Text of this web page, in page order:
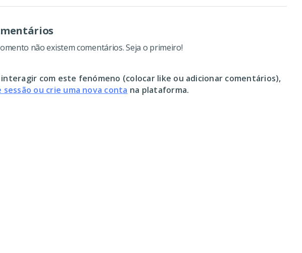
não existem comentários. Seja o primeiro!
interagir com este fenómeno (colocar like ou adicionar comentários),
sessão ou crie uma nova conta na plataforma.